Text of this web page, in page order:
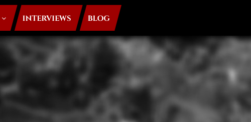
INTERVIEWS BLOG